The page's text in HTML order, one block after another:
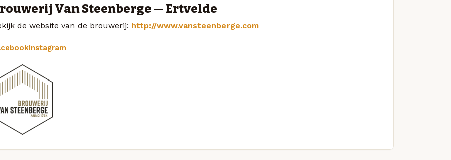
Van Steenberge — Ertvelde
de website van de brouwerij: http://www.vansteenberge.com
Instagram